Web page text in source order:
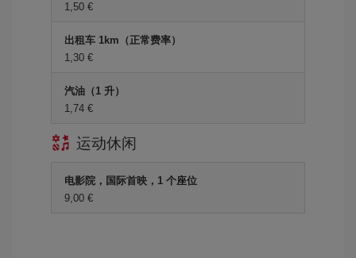
1,50 €
出租车 1km（正常费率）
1,30 €
汽油（1 升）
1,74 €
运动休闲
电影院，国际首映，1 个座位
9,00 €